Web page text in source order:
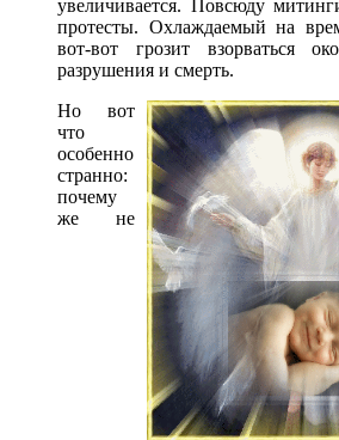
увеличивается. Повсюду
протесты. Охлаждаемый на
вот-вот грозит взорваться
разрушения и смерть.
Но вот
что
особенно
странно:
почему
же не